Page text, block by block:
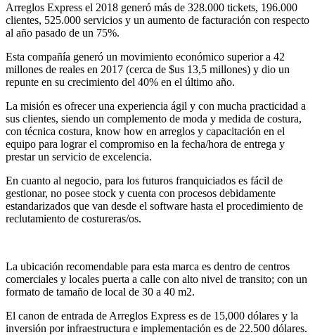
Arreglos Express el 2018 generó más de 328.000 tickets, 196.000
clientes, 525.000 servicios y un aumento de facturación con respecto
al año pasado de un 75%.
Esta compañía generó un movimiento económico superior a 42
millones de reales en 2017 (cerca de $us 13,5 millones) y dio un
repunte en su crecimiento del 40% en el último año.
La misión es ofrecer una experiencia ágil y con mucha practicidad a
sus clientes, siendo un complemento de moda y medida de costura,
con técnica costura, know how en arreglos y capacitación en el
equipo para lograr el compromiso en la fecha/hora de entrega y
prestar un servicio de excelencia.
En cuanto al negocio, para los futuros franquiciados es fácil de
gestionar, no posee stock y cuenta con procesos debidamente
estandarizados que van desde el software hasta el procedimiento de
reclutamiento de costureras/os.
La ubicación recomendable para esta marca es dentro de centros
comerciales y locales puerta a calle con alto nivel de transito; con un
formato de tamaño de local de 30 a 40 m2.
El canon de entrada de Arreglos Express es de 15,000 dólares y la
inversión por infraestructura e implementación es de 22.500 dólares.